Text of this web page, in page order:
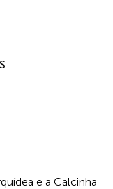
e a Calcinha